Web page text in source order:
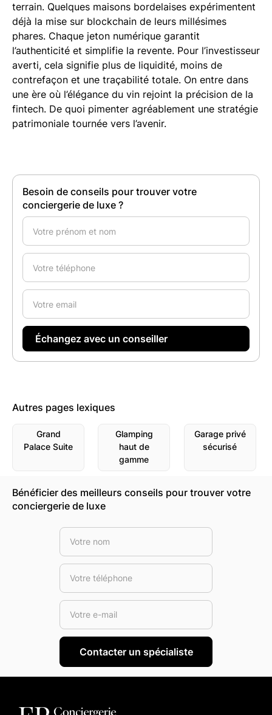
terrain. Quelques maisons bordelaises expérimentent
déjà la mise sur blockchain de leurs millésimes
phares. Chaque jeton numérique garantit
l’authenticité et simplifie la revente. Pour l’investisseur
averti, cela signifie plus de liquidité, moins de
contrefaçon et une traçabilité totale. On entre dans
une ère où l’élégance du vin rejoint la précision de la
fintech. De quoi pimenter agréablement une stratégie
patrimoniale tournée vers l’avenir.
Besoin de conseils pour trouver votre
conciergerie de luxe ?
Autres pages lexiques
Grand
Palace Suite
Glamping
haut de
gamme
Garage privé
sécurisé
Bénéficier des meilleurs conseils pour trouver votre
conciergerie de luxe